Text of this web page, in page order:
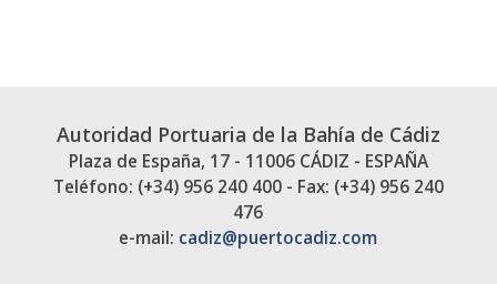
Autoridad Portuaria de la Bahía de Cádiz
Plaza de España, 17 - 11006 CÁDIZ - ESPAÑA
Teléfono: (+34) 956 240 400 - Fax: (+34) 956 240
476
e-mail: cadiz@puertocadiz.com